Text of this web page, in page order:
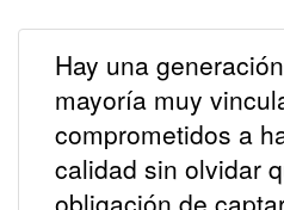
Hay una
mayoría muy
comprometidos a
calidad sin olvidar
obligación de